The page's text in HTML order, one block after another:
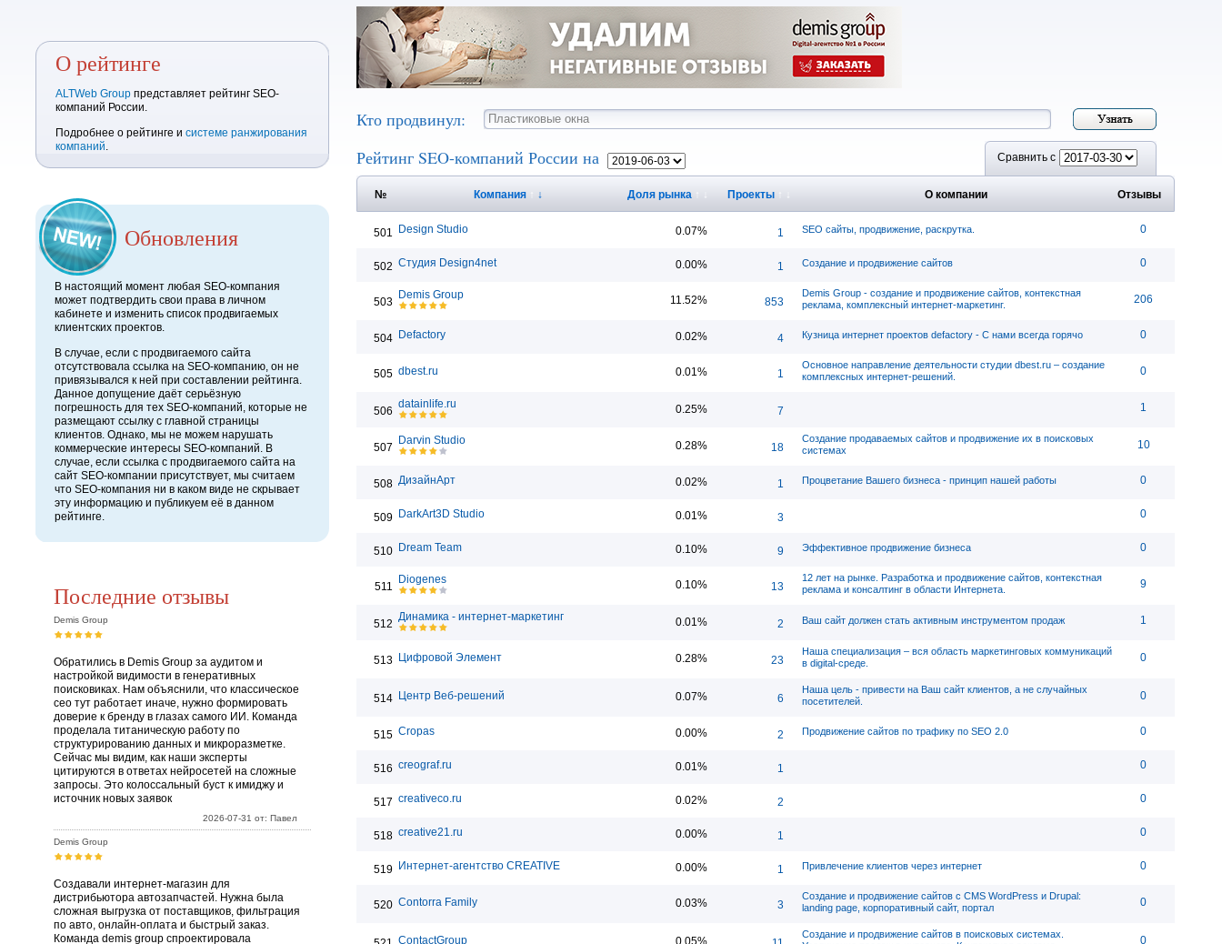
О рейтинге
ALTWeb Group представляет рейтинг SEO-
компаний России.
Подробнее о рейтинге и системе ранжирования
компаний.
Обновления
В настоящий момент любая SEO-компания
может подтвердить свои права в личном
кабинете и изменить список продвигаемых
клиентских проектов.
В случае, если с продвигаемого сайта
отсутствовала ссылка на SEO-компанию, он не
привязывался к ней при составлении рейтинга.
Данное допущение даёт серьёзную
погрешность для тех SEO-компаний, которые не
размещают ссылку с главной страницы
клиентов. Однако, мы не можем нарушать
коммерческие интересы SEO-компаний. В
случае, если ссылка с продвигаемого сайта на
сайт SEO-компании присутствует, мы считаем
что SEO-компания ни в каком виде не скрывает
эту информацию и публикуем её в данном
рейтинге.
Последние отзывы
Demis Group
Обратились в Demis Group за аудитом и
настройкой видимости в генеративных
поисковиках. Нам объяснили, что классическое
сео тут работает иначе, нужно формировать
доверие к бренду в глазах самого ИИ. Команда
проделала титаническую работу по
структурированию данных и микроразметке.
Сейчас мы видим, как наши эксперты
цитируются в ответах нейросетей на сложные
запросы. Это колоссальный буст к имиджу и
источник новых заявок
2026-07-31 от: Павел
Demis Group
Создавали интернет-магазин для
дистрибьютора автозапчастей. Нужна была
сложная выгрузка от поставщиков, фильтрация
по авто, онлайн-оплата и быстрый заказ.
Команда demis group спроектировала
Кто продвинул:
Рейтинг SEO-компаний России на
Сравнить с
№ Компания ↓ Доля рынка Проекты О компании Отзывы
501 Design Studio 0.07% 1 SEO сайты, продвижение, раскрутка. 0
502 Студия Design4net 0.00% 1 Создание и продвижение сайтов 0
503
Demis Group 11.52% 853
Demis Group - cоздание и продвижение сайтов, контекстная
реклама, комплексный интернет-маркетинг.
206
504 Defactory 0.02% 4 Кузница интернет проектов defactory - C нами всегда горячо 0
505 dbest.ru 0.01% 1
Основное направление деятельности студии dbest.ru – создание
комплексных интернет-решений.
0
506
datainlife.ru 0.25% 7 1
507
Darvin Studio 0.28% 18
Создание продаваемых сайтов и продвижение их в поисковых
системах
10
508 ДизайнАрт 0.02% 1 Процветание Вашего бизнеса - принцип нашей работы 0
509 DarkArt3D Studio 0.01% 3 0
510 Dream Team 0.10% 9 Эффективное продвижение бизнеса 0
511
Diogenes 0.10% 13
12 лет на рынке. Разработка и продвижение сайтов, контекстная
реклама и консалтинг в области Интернета.
9
512
Динамика - интернет-маркетинг 0.01% 2 Ваш сайт должен стать активным инструментом продаж 1
513 Цифровой Элемент 0.28% 23
Наша специализация – вся область маркетинговых коммуникаций
в digital-среде.
0
514 Центр Веб-решений 0.07% 6
Наша цель - привести на Ваш сайт клиентов, а не случайных
посетителей.
0
515 Cropas 0.00% 2 Продвижение сайтов по трафику по SEO 2.0 0
516 creograf.ru 0.01% 1 0
517 creativeco.ru 0.02% 2 0
518 creative21.ru 0.00% 1 0
519 Интернет-агентство CREATIVE 0.00% 1 Привлечение клиентов через интернет 0
520 Contorra Family 0.03% 3
Создание и продвижение сайтов с CMS WordPress и Drupal:
landing page, корпоративный сайт, портал
0
ContactGroup
Создание и продвижение сайтов в поисковых системах.
0